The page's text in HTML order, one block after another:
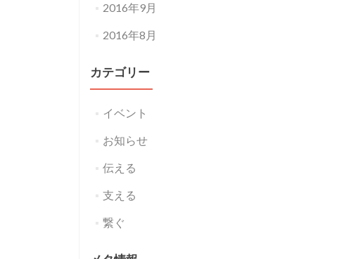
2016年9月
2016年8月
カテゴリー
イベント
お知らせ
伝える
支える
繋ぐ